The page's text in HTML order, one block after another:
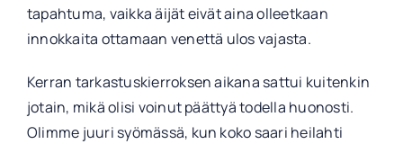
tapahtuma, vaikka äijät eivät aina olleetkaan
innokkaita ottamaan venettä ulos vajasta.
Kerran tarkastuskierroksen aikana sattui kuitenkin
jotain, mikä olisi voinut päättyä todella huonosti.
Olimme juuri syömässä, kun koko saari heilahti